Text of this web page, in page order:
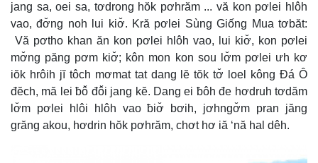
jang sa, oei sa, tơdrong hŏk pơhrăm ... vă kon pơlei hlôh
vao, đơ̆ng noh lui kiơ̆. Kră pơlei Sùng Giống Mua tơbăt:
Vă pơtho khan ăn kon pơlei hlôh vao, lui kiơ̆, kon pơlei
mơ̆ng păng pơm kiơ̆; kôn mon kon sou lơ̆m pơlei ưh kơ
iŏk hrôih jĭ tôch mơmat tat dang lĕ tŏk tơ̆ loel kông Đá Ô
đĕch, mă lei ƀô̆ đô̆i jang kĕ. Dang ei ƀôh đe hơdruh tơdăm
lơ̆m pơlei hlôi hlôh vao ƀiơ̆ bơih, jơhngơ̆m pran jăng
grăng akou, hơdrin hŏk pơhrăm, chơt hơ iă ‘nă hal dêh.